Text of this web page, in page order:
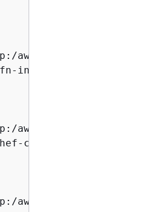
aws/parallelcluster/
init",
aws/parallelcluster/
client",
aws/parallelcluster/